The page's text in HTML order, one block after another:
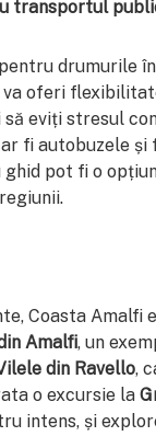
transportul
drumurile
oferi
eviți stresul
fi autobuzele
ghid pot fi o
Coasta
Amalfi, un
din Ravello,
o excursie la
intens, și